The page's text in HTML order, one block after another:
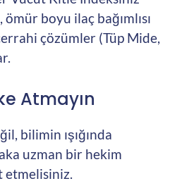
boyu ilaç bağımlısı
çözümler (Tüp Mide,
Atmayın
bilimin ışığında
uzman bir hekim
etmelisiniz.